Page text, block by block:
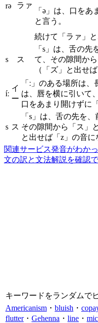
rə ラァ
「ə」は、口をあ
と言う。
続けて「ラァ」と
s ス
「s」は、舌の
て、その隙間か
（「ズ」と出せ
íː
イ
ー
「ː」のある場所は
は、唇を横に引いて
口をあまり開けずに
s ス
「s」は、舌の先を
その隙間から「ス」
と出せば「z」の音に
関連サービス発音がわか
文の訳と文法解説を確認
キーワードをランダムで
Americanism ・ bluish ・
flutter・ Gehenna ・ line ・